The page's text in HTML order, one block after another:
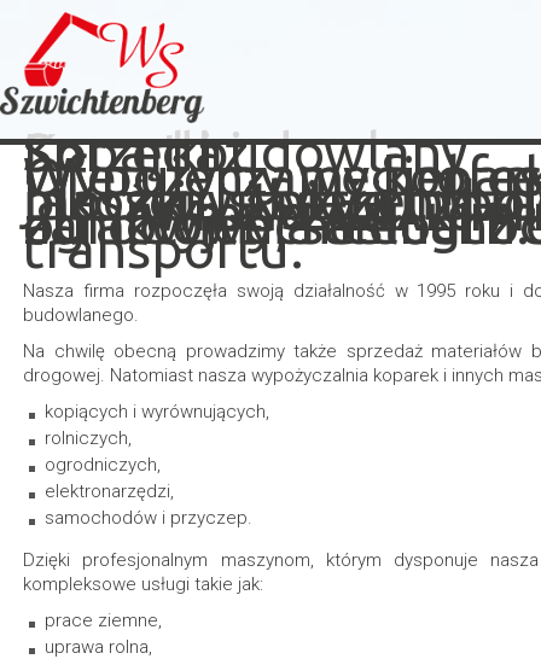
Koparki
Wypożyczamy
jakości. Istnieje
zamówienia usługi
Sprzęt budowlany
Wypożyczamy
maszyny i sprzęt
ogrodowe,
transportu.
Sprzedaż
Oferujemy węgiel,
bloczki , płyty
atrakcyjnych cenach.
WYPOŻYCZALNIA
Nasza firma rozpoczęła swoją działalność w 1995 roku i
budowlanego.
Na chwilę obecną prowadzimy także sprzedaż
drogowej. Natomiast nasza wypożyczalnia koparek i innych
kopiących i wyrównujących,
rolniczych,
ogrodniczych,
elektronarzędzi,
samochodów i przyczep.
Dzięki profesjonalnym maszynom, którym dysponuje
kompleksowe usługi takie jak:
prace ziemne,
uprawa rolna,